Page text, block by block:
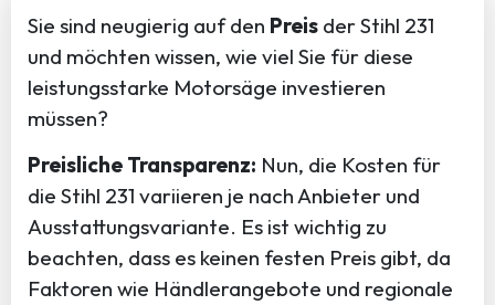
Sie sind neugierig auf den Preis der Stihl 231
und möchten wissen, wie viel Sie für diese
leistungsstarke Motorsäge investieren
müssen?
Preisliche Transparenz: Nun, die Kosten für
die Stihl 231 variieren je nach Anbieter und
Ausstattungsvariante. Es ist wichtig zu
beachten, dass es keinen festen Preis gibt, da
Faktoren wie Händlerangebote und regionale